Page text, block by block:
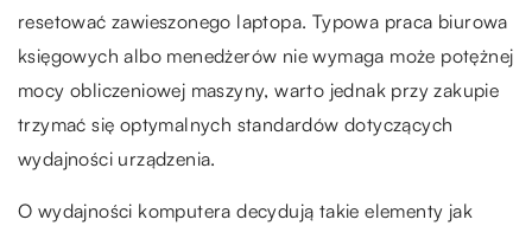
resetować zawieszonego laptopa. Typowa praca biurowa
księgowych albo menedżerów nie wymaga może potężnej
mocy obliczeniowej maszyny, warto jednak przy zakupie
trzymać się optymalnych standardów dotyczących
wydajności urządzenia.
O wydajności komputera decydują takie elementy jak